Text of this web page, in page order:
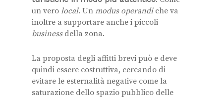
un vero local. Un modus operandiche va
inoltre a supportare anche i piccoli
businessdella zona.
La proposta degli affitti brevi può e deve
quindi essere costruttiva, cercando di
evitare le esternalità negative come la
saturazione dello spazio pubblico delle